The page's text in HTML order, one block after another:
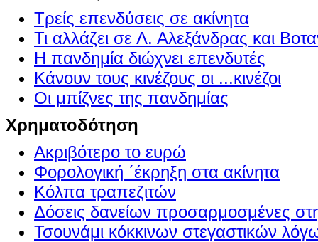
Τρείς επενδύσεις σε ακίνητα
Τι αλλάζει σε Λ. Αλεξάνδρας και
Η πανδημία διώχνει επενδυτές
Κάνουν τους κινέζους οι ...κινέζοι
Οι μπίζνες της πανδημίας
Χρηματοδότηση
Ακριβότερο το ευρώ
Φορολογική ΄έκρηξη στα ακίνητα
Κόλπα τραπεζιτών
Δόσεις δανείων προσαρμοσμένες
Τσουνάμι κόκκινων στεγαστικών